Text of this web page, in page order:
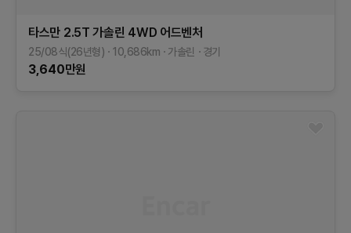
타스만 2.5T 가솔린 4WD 어드벤처
25/08식(26년형) 10,686km 가솔린 경기
3,640만원